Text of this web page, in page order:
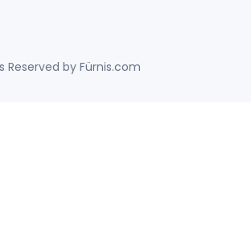
Reserved by Fürnis.com